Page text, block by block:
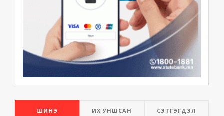
ШИНЭ ИХ УНШСАН СЭТГЭГДЭЛ